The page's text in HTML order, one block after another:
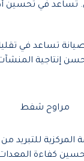
تساعد في تحسين
تساعد في
إنتاجية
للتبريد من
كفاءة المعدات